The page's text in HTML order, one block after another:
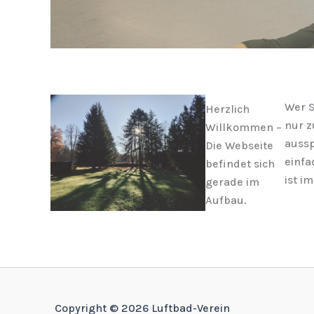
Herzlich
Willkommen –
Die Webseite
befindet sich
gerade im
Aufbau.
Wer
nur
ist
Copyright © 2026 Luftbad-Verein